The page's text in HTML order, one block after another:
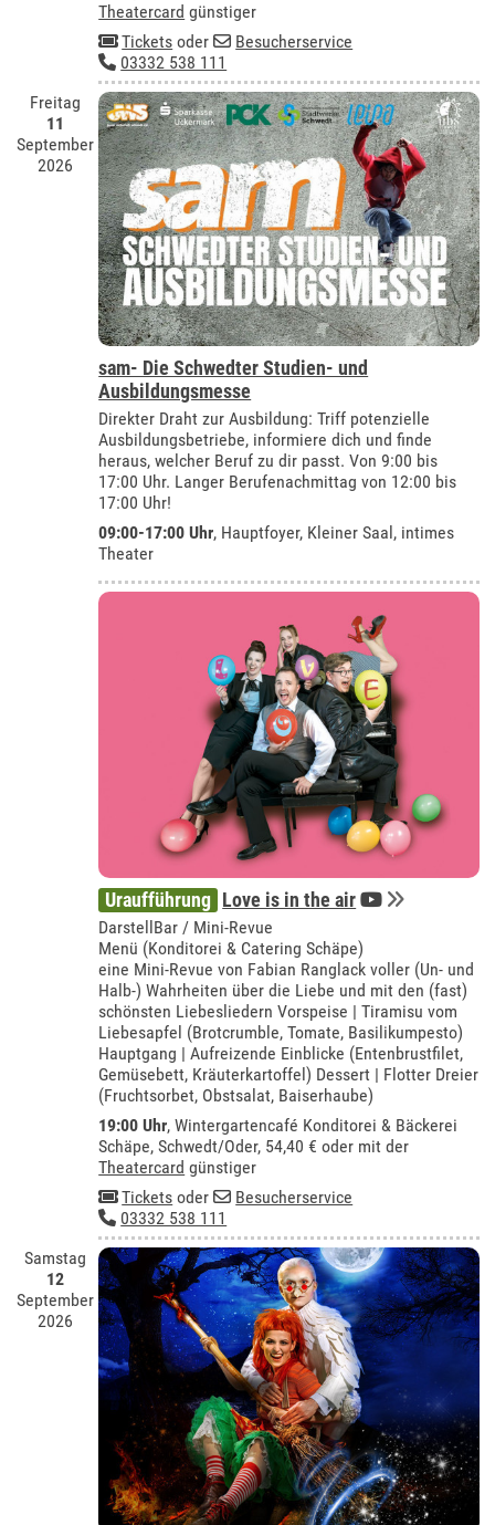
Theatercard günstiger
Tickets oder
Besucherservice
03332 538 111
Freitag
11
September
2026
sam- Die Schwedter Studien- und
Ausbildungsmesse
Direkter Draht zur Ausbildung: Triff potenzielle
Ausbildungsbetriebe, informiere dich und finde
heraus, welcher Beruf zu dir passt. Von 9:00 bis
17:00 Uhr. Langer Berufenachmittag von 12:00 bis
17:00 Uhr!
09:00-17:00 Uhr, Hauptfoyer, Kleiner Saal, intimes
Theater
Uraufführung Love is in the air
DarstellBar / Mini-Revue
Menü (Konditorei & Catering Schäpe)
eine Mini-Revue von Fabian Ranglack voller (Un- und
Halb-) Wahrheiten über die Liebe und mit den (fast)
schönsten Liebesliedern Vorspeise | Tiramisu vom
Liebesapfel (Brotcrumble, Tomate, Basilikumpesto)
Hauptgang | Aufreizende Einblicke (Entenbrustfilet,
Gemüsebett, Kräuterkartoffel) Dessert | Flotter Dreier
(Fruchtsorbet, Obstsalat, Baiserhaube)
19:00 Uhr,Wintergartencafé Konditorei & Bäckerei
Schäpe, Schwedt/Oder, 54,40 € oder mit der
Theatercard günstiger
Tickets oder
Besucherservice
03332 538 111
Samstag
12
September
2026